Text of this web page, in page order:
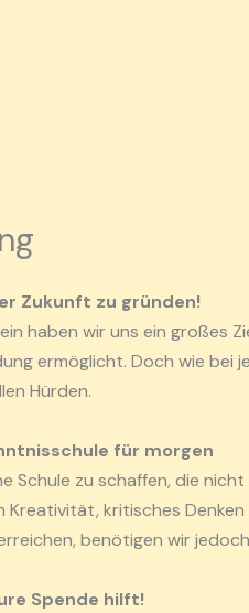
Zukunft zu gründen!
haben wir uns ein großes
ermöglicht. Doch wie bei
Hürden.
für morgen
Schule zu schaffen, die
Kreativität, kritisches
benötigen wir
Spende hilft!